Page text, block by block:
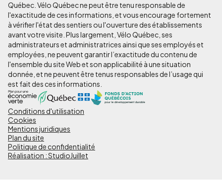
Québec. Vélo Québec ne peut être tenu responsable de
l'exactitude de ces informations, et vous encourage fortement
à vérifier l'état des sentiers ou l'ouverture des établissements
avant votre visite. Plus largement, Vélo Québec, ses
administrateurs et administratrices ainsi que ses employés et
employées, ne peuvent garantir l’exactitude du contenu de
l'ensemble du site Web et son applicabilité à une situation
donnée, et ne peuvent être tenus responsables de l’usage qui
est fait des ces informations.
Pied
de
page
-
Conditions d'utilisation
Cookies
Mentions juridiques
Plan du site
Politique de confidentialité
Réalisation : StudioJuillet